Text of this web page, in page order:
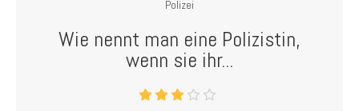
Polizei
Wie nennt man eine Polizistin,
wenn sie ihr...